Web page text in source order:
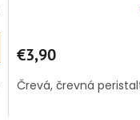
€3,90
Črevá, črevná